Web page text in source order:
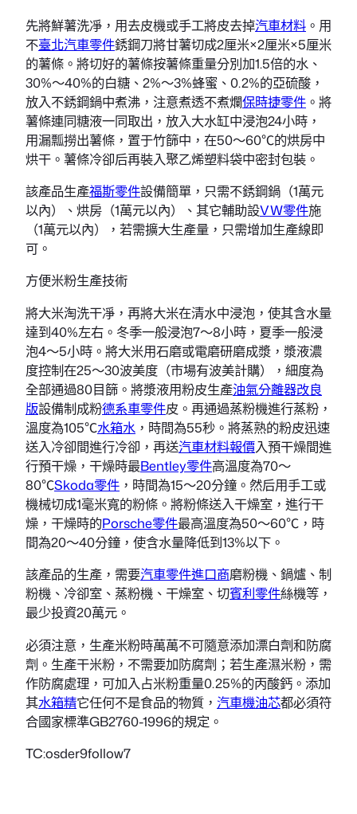
先將鮮薯洗凈，用去皮機或手工將皮去掉汽車材料 。用
不臺北汽車零件銹鋼刀將甘薯切成2厘米×2厘米×5厘米
的薯條。將切好的薯條按薯條重量分別加1.5倍的水、
30%～40%的白糖、2%～3%蜂蜜、0.2%的亞硫酸，
放入不銹鋼鍋中煮沸，注意煮透不煮爛保時捷零件 。將
薯條連同糖液一同取出，放入大水缸中浸泡24小時，
用漏瓢撈出薯條，置于竹篩中，在50～60℃的烘房中
烘干。薯條冷卻后再裝入聚乙烯塑料袋中密封包裝。
該產品生產福斯零件設備簡單，只需不銹鋼鍋（1萬元
以內）、烘房（1萬元以內）、其它輔助設VW零件施
（1萬元以內），若需擴大生產量，只需增加生產線即
可。
方便米粉生產技術
將大米淘洗干凈，再將大米在清水中浸泡，使其含水量
達到40%左右。冬季一般浸泡7～8小時，夏季一般浸
泡4～5小時。將大米用石磨或電磨研磨成漿，漿液濃
度控制在25～30波美度（市場有波美計購），細度為
全部通過80目篩。將漿液用粉皮生產油氣分離器改良
版設備制成粉德系車零件皮。再通過蒸粉機進行蒸粉，
溫度為105℃水箱水 ，時間為55秒。將蒸熟的粉皮迅速
送入冷卻間進行冷卻，再送汽車材料報價入預干燥間進
行預干燥，干燥時最Bentley零件高溫度為70～
80℃Skoda零件 ，時間為15～20分鐘。然后用手工或
機械切成1毫米寬的粉條。將粉條送入干燥室，進行干
燥，干燥時的Porsche零件最高溫度為50～60℃，時
間為20～40分鐘，使含水量降低到13%以下。
該產品的生產，需要汽車零件進口商磨粉機、鍋爐、制
粉機、冷卻室、蒸粉機、干燥室、切賓利零件絲機等，
最少投資20萬元。
必須注意，生產米粉時萬萬不可隨意添加漂白劑和防腐
劑。生產干米粉，不需要加防腐劑；若生產濕米粉，需
作防腐處理，可加入占米粉重量0.25%的丙酸鈣。添加
其水箱精它任何不是食品的物質， 汽車機油芯都必須符
合國家標準GB2760-1996的規定。
TC:osder9follow7